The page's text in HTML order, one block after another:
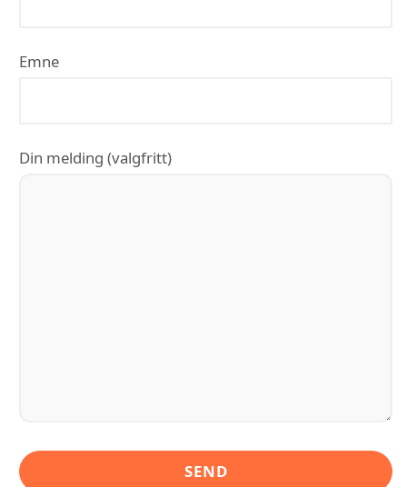
Emne
Din melding (valgfritt)